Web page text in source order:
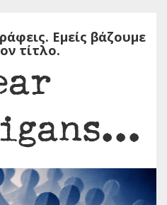
Εμείς βάζουμε
τίτλο.